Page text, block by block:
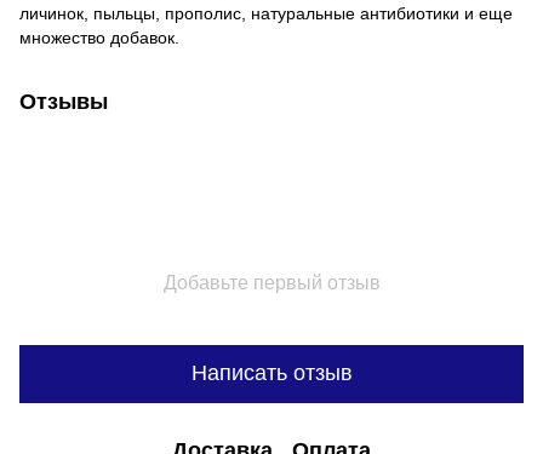
личинок, пыльцы, прополис, натуральные антибиотики и еще
множество добавок.
Отзывы
Добавьте первый отзыв
Написать отзыв